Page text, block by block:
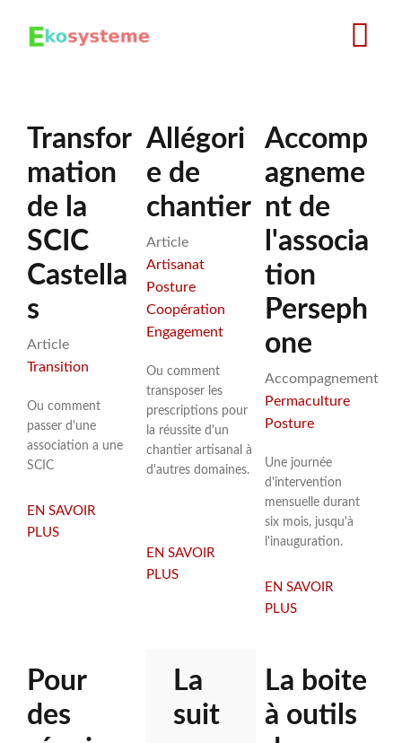
Transfor
mation
de la
SCIC
Castella
s
Article
Transition
Ou comment
passer d'une
association a une
SCIC
EN SAVOIR
PLUS
TRANSFORMATION
Allégori
e de
chantier
Article
Artisanat
Posture
Coopération
Engagement
Ou comment
transposer les
prescriptions pour
la réussite d'un
chantier artisanal à
d'autres domaines.
EN SAVOIR
PLUSSUR
Accomp
agneme
nt de
l'associa
tion
Perseph
one
Accompagnement
Permaculture
Posture
Une journée
d'intervention
mensuelle durant
six mois, jusqu'à
l'inauguration.
EN SAVOIR
PLUS
L'ASSOCIATION
Pour
des
La
suit
La boite
à outils